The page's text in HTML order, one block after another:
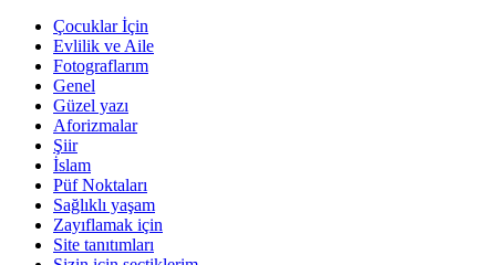
Çocuklar İçin
Evlilik ve Aile
Fotograflarım
Genel
Güzel yazı
Aforizmalar
Şiir
İslam
Püf Noktaları
Sağlıklı yaşam
Zayıflamak için
Site tanıtımları